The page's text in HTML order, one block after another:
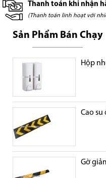
Thanh toán khi nhận
(Thanh toán linh hoạt với
Sản Phẩm Bán Chạy
Hộp
Cao
Gờ